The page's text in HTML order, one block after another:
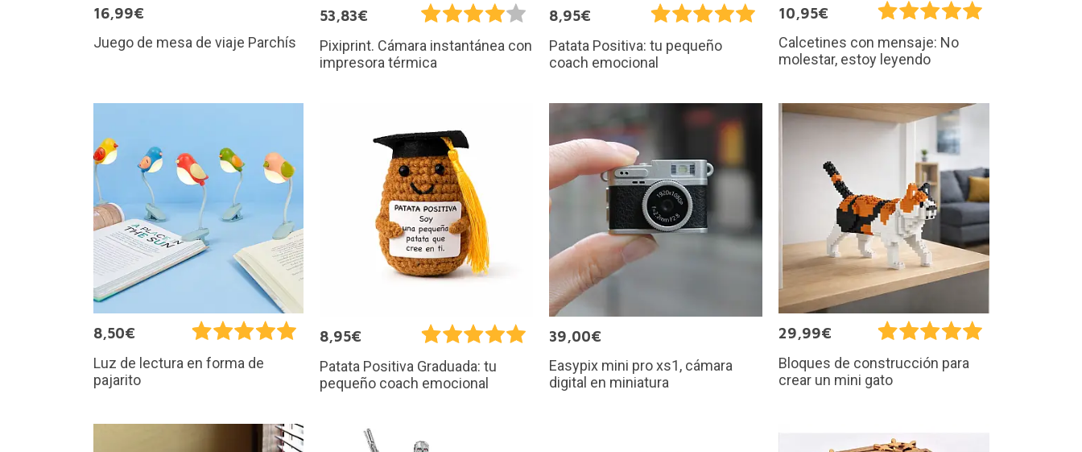
16,99€
Juego de mesa de viaje Parchís
53,83€
Pixiprint. Cámara instantánea con
impresora térmica
8,95€
Patata Positiva: tu pequeño
coach emocional
10,95€
Calcetines con mensaje: No
molestar, estoy leyendo
8,50€
Luz de lectura en forma de
pajarito
8,95€
Patata Positiva Graduada: tu
pequeño coach emocional
39,00€
Easypix mini pro xs1, cámara
digital en miniatura
29,99€
Bloques de construcción para
crear un mini gato